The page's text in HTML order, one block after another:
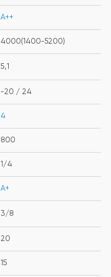
A++
4000(1400-5200)
5,1
-20 / 24
4
800
1/4
A+
3/8
20
15